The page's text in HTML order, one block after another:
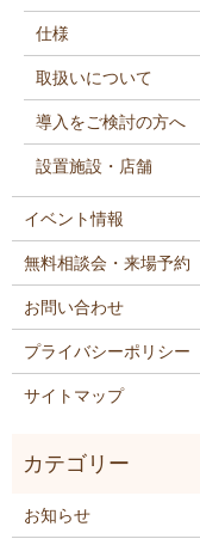
仕様
取扱いについて
導入をご検討の方へ
設置施設・店舗
イベント情報
無料相談会・来場予約
お問い合わせ
プライバシーポリシー
サイトマップ
お知らせ